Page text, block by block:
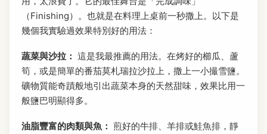
（Finishing）。也就是在料理上桌前一秒撒上。以下是
幾個我實驗過效果特別好的用法：
蔬菜與沙拉： 這是我最推薦的用法。在烤好的櫛瓜、蘆
筍，或是簡單的番茄莫札瑞拉沙拉上，撒上一小撮雪鹽。
礦物質能奇蹟般地引出蔬菜本身的天然甜味，效果比用一
般鹽巴明顯得多。
油脂豐富的肉類與魚： 煎好的牛排、羊排或鮭魚排，靜